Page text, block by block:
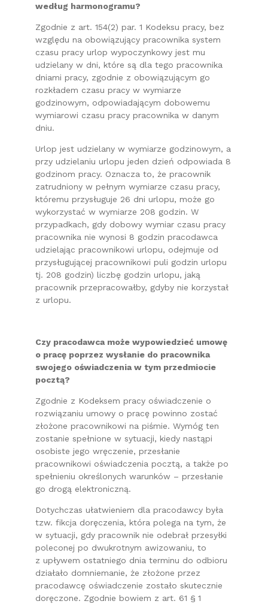
według harmonogramu?
Zgodnie z art. 154(2) par. 1 Kodeksu pracy, bez
względu na obowiązujący pracownika system
czasu pracy urlop wypoczynkowy jest mu
udzielany w dni, które są dla tego pracownika
dniami pracy, zgodnie z obowiązującym go
rozkładem czasu pracy w wymiarze
godzinowym, odpowiadającym dobowemu
wymiarowi czasu pracy pracownika w danym
dniu.
Urlop jest udzielany w wymiarze godzinowym, a
przy udzielaniu urlopu jeden dzień odpowiada 8
godzinom pracy. Oznacza to, że pracownik
zatrudniony w pełnym wymiarze czasu pracy,
któremu przysługuje 26 dni urlopu, może go
wykorzystać w wymiarze 208 godzin. W
przypadkach, gdy dobowy wymiar czasu pracy
pracownika nie wynosi 8 godzin pracodawca
udzielając pracownikowi urlopu, odejmuje od
przysługującej pracownikowi puli godzin urlopu
tj. 208 godzin) liczbę godzin urlopu, jaką
pracownik przepracowałby, gdyby nie korzystał
z urlopu.
Czy pracodawca może wypowiedzieć umowę
o pracę poprzez wysłanie do pracownika
swojego oświadczenia w tym przedmiocie
pocztą?
Zgodnie z Kodeksem pracy oświadczenie o
rozwiązaniu umowy o pracę powinno zostać
złożone pracownikowi na piśmie. Wymóg ten
zostanie spełnione w sytuacji, kiedy nastąpi
osobiste jego wręczenie, przesłanie
pracownikowi oświadczenia pocztą, a także po
spełnieniu określonych warunków – przesłanie
go drogą elektroniczną.
Dotychczas ułatwieniem dla pracodawcy była
tzw. fikcja doręczenia, która polega na tym, że
w sytuacji, gdy pracownik nie odebrał przesyłki
poleconej po dwukrotnym awizowaniu, to
z upływem ostatniego dnia terminu do odbioru
działało domniemanie, że złożone przez
pracodawcę oświadczenie zostało skutecznie
doręczone. Zgodnie bowiem z art. 61 § 1